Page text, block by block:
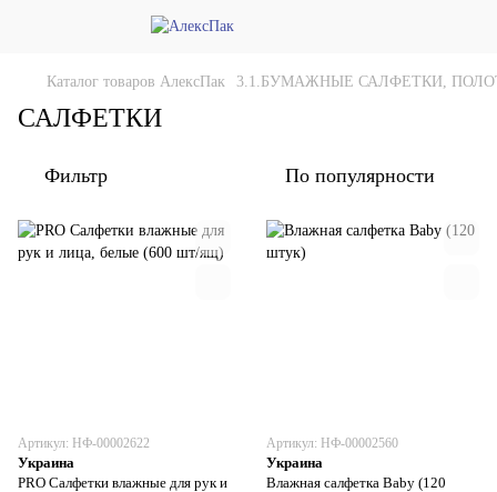
Каталог товаров АлексПак 3.1.БУМАЖНЫЕ САЛФЕТКИ,
САЛФЕТКИ
Фильтр По популярности
Артикул: НФ-00002622
Украина
PRO Салфетки влажные для рук и
Артикул: НФ-00002560
Украина
Влажная салфетка Baby (120